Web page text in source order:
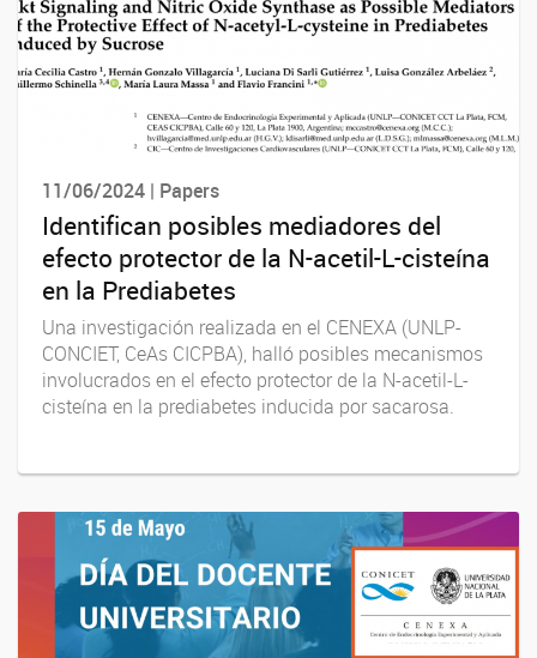
11/06/2024 | Papers
Identifican posibles mediadores del
efecto protector de la N-acetil-L-cisteína
en la Prediabetes
Una investigación realizada en el CENEXA (UNLP-
CONCIET, CeAs CICPBA), halló posibles mecanismos
involucrados en el efecto protector de la N-acetil-L-
cisteína en la prediabetes inducida por sacarosa.